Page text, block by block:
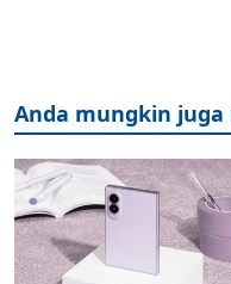
Anda mungkin